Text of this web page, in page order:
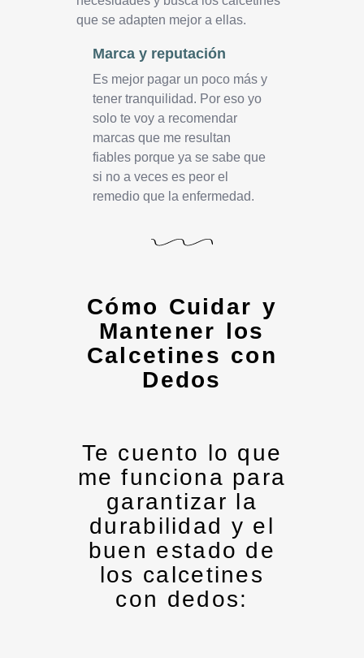
que se adapten mejor a ellas.
Marca y reputación
Es mejor pagar un poco más y
tener tranquilidad. Por eso yo
solo te voy a recomendar
marcas que me resultan
fiables porque ya se sabe que
si no a veces es peor el
remedio que la enfermedad.
Cómo Cuidar y
Mantener los
Calcetines con
Dedos
Te cuento lo que
me funciona para
garantizar la
durabilidad y el
buen estado de
los calcetines
con dedos: